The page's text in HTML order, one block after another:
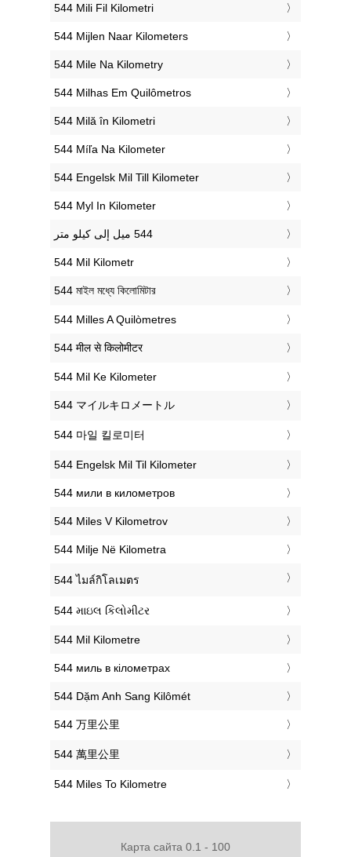
‎544 Mili Fil Kilometri
‎544 Mijlen Naar Kilometers
‎544 Mile Na Kilometry
‎544 Milhas Em Quilômetros
‎544 Milă în Kilometri
‎544 Míľa Na Kilometer
‎544 Engelsk Mil Till Kilometer
‎544 Myl In Kilometer
‎544 Mil Kilometr
‎544 মাইল মধ্যে কিলোমিটার
‎544 Milles A Quilòmetres
‎544 मील से किलोमीटर
‎544 Mil Ke Kilometer
‎544 マイルキロメートル
‎544 마일 킬로미터
‎544 Engelsk Mil Til Kilometer
‎544 мили в километров
‎544 Miles V Kilometrov
‎544 Milje Në Kilometra
‎544 ไมล์กิโลเมตร
‎544 માઇલ કિલોમીટર
‎544 Mil Kilometre
‎544 миль в кілометрах
‎544 Dặm Anh Sang Kilômét
‎544 万里公里
‎544 萬里公里
‎544 Miles To Kilometre
Карта сайта 0.1 - 100